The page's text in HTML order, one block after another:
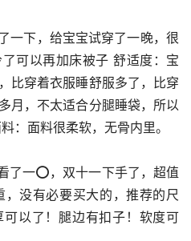
可以再加床被子 舒适度：宝
比穿着衣服睡舒服多了，比穿
月，不太适合分腿睡袋，所以
：面料很柔软，无骨内里。
没有必要买大的，推荐的尺
以了！腿边有扣子！软度可